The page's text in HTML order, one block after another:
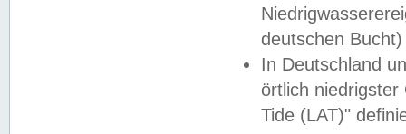
deutschen
In Deutschland
örtlich
Tide (LAT)"